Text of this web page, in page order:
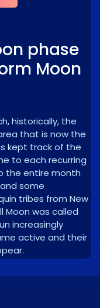
phase
Moon
historically, the
that is now the
kept track of the
to each recurring
the entire month
some
tribes from New
Moon was called
increasingly
active and their